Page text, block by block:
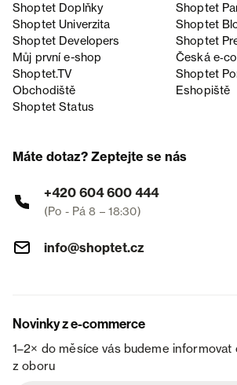
Shoptet Doplňky
Shoptet
Shoptet Univerzita
Shoptet
Shoptet Developers
Shoptet
Můj první e-shop
Česká
Shoptet.TV
Shoptet
Obchodiště
Eshopiště
Shoptet Status
Máte dotaz? Zeptejte se nás
+420 604 600 444
(Po - Pá 8 – 18:30)
info@shoptet.cz
Novinky z e-commerce
1–2× do měsíce vás budeme informovat
z oboru